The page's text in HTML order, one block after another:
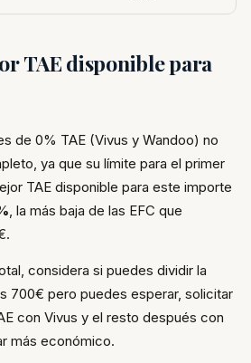
TAE disponible para
de 0% TAE (Vivus y Wandoo) no
ya que su límite para el primer
TAE disponible para este importe
, la más baja de las EFC que
considera si puedes dividir la
700€ pero puedes esperar, solicitar
con Vivus y el resto después con
más económico.